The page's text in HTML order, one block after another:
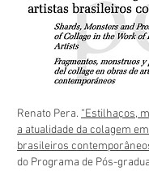
Renato Pera. “Estilhaços,
a atualidade da colagem
brasileiros
do Programa de Pós-